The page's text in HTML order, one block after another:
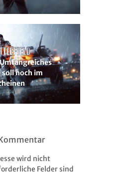
noch im
wird nicht
Felder sind